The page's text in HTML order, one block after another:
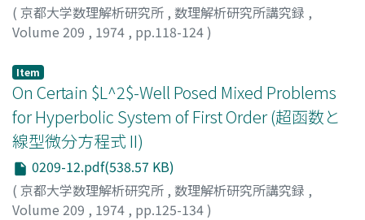
( 京都大学数理解析研究所 , 数理解析研究所講究録 ,
Volume 209 , 1974 , pp.118-124)
Item
On Certain $L^2$-Well Posed Mixed Problems
for Hyperbolic System of First Order (超函数と
線型微分方程式 II)
0209-12.pdf(538.57 KB)
( 京都大学数理解析研究所 , 数理解析研究所講究録 ,
Volume 209 , 1974 , pp.125-134)